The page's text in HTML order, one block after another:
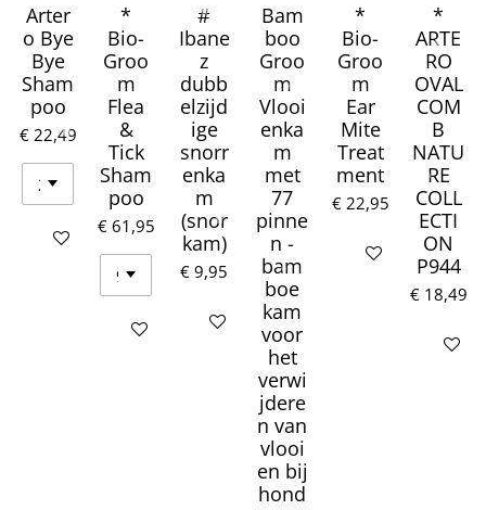
Arter
o Bye
Bye
Sham
poo
€ 22,49
Houd mij op de hoogte
*
Bio-
Groo
m
Flea
&
Tick
Sham
poo
€ 61,95
In winkelwagen
#
Ibane
z
dubb
elzijd
ige
snorr
enka
m
(snor
kam)
€ 9,95
In winkelwagen
Bam
boo
Groo
m
Vlooi
enka
m
met
77
pinne
n -
bam
boe
kam
voor
het
verwi
jdere
n van
vlooi
en bij
hond
*
Bio-
Groo
m
Ear
Mite
Treat
ment
€ 22,95
In winkelwagen
*
ARTE
RO
OVAL
COM
B
NATU
RE
COLL
ECTI
ON
P944
€ 18,49
Houd